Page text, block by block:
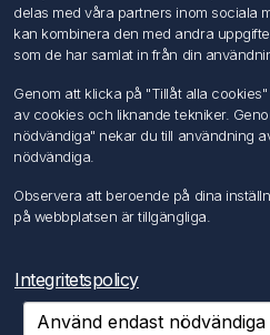
Mitt konto
Mina ordrar
Mina adresser
Följ oss
Copyright © 2026 FÖRCH Sverige
delas med våra partners inom sociala
kan kombinera den med andra
som de har samlat in från din
Genom att klicka på "Tillåt alla
av cookies och liknande tekniker.
nödvändiga" nekar du till användning
nödvändiga.
Observera att beroende på dina
på webbplatsen är tillgängliga.
Integritetspolicy
Använd endast nödvändiga